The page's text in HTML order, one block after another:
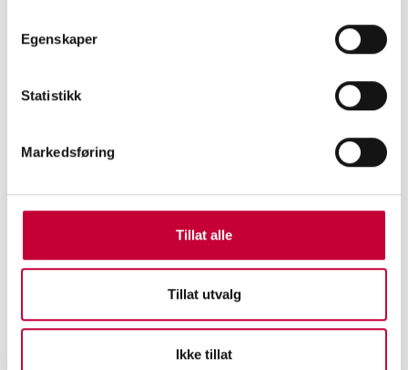
Egenskaper
Statistikk
Markedsføring
Tillat alle
Tillat utvalg
Ikke tillat
Flere av fotografiene kommer fra boken Visitors,